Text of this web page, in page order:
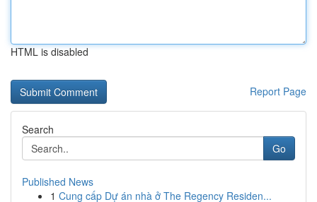
HTML is disabled
Report Page
Search
Go
Published News
1 Cung cấp Dự án nhà ở The Regency Residen...